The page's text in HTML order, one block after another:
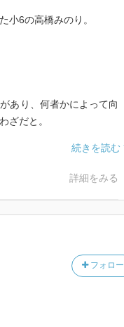
しかし、小百合の次の言
葵男(ひまわりおとこ)が
を止める』男子を見て、
て？』と訊く みのりに
暮らしの中に『夏祭り』
葵の花を載せ』て川へと
の高い茎だけが風に揺れ
した声音で呟』きます。
春を鮮やかに駆け抜けて
めての夏、「向日葵流
て切り落とされる事件が
ぶりな内容紹介がとても
書名を見て『手折る』と
して守ったのは……
た中学生活を送る。
る。さらにみのりが中学3
襲われ、入院するが、亡
芽、ノビル、アケビ、細
山形県には出汁醤油文化
販売している。我が家で
小6の高橋みのり。
あり、何者かによって向
ざだと。
たが、殺伐としたもので
い返すことができた。
の巧みさがより一層際立
詳細をみる
フォロー